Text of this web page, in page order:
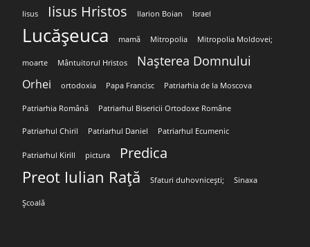
Iisus Iisus Hristos Ilarion Boian Israel
Lucășeuca mamă Mitropolia Mitropolia Moldovei;
moarte Mântuitorul Hristos Nașterea Domnului
Orhei ortodoxia Papa Francisc Patriarhia de la Moscova
Patriarhia Română Patriarhul Bisericii Ortodoxe Române
Patriarhul Chiril Patriarhul Daniel Patriarhul Ecumenic
Patriarhul Kirill pictura Predica
Preot Iulian Rață Sfaturi duhovnicești; Sinaxa
Școală